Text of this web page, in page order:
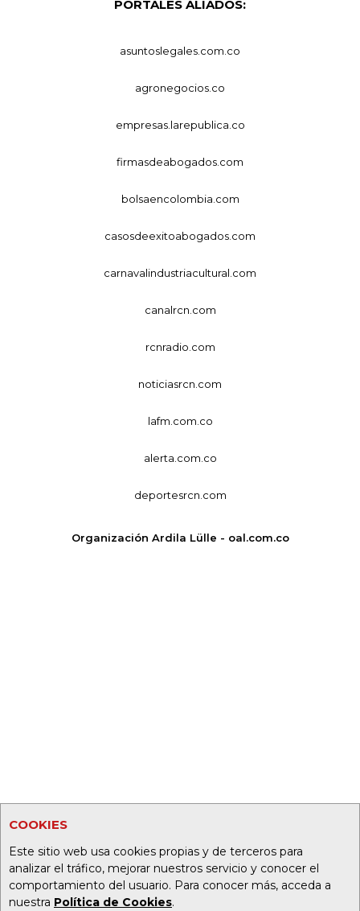
COOKIES
Este sitio web usa cookies propias y de terceros para
analizar el tráfico, mejorar nuestros servicio y conocer el
comportamiento del usuario. Para conocer más, acceda a
nuestra Política de Cookies.
PORTALES ALIADOS:
asuntoslegales.com.co
agronegocios.co
empresas.larepublica.co
firmasdeabogados.com
bolsaencolombia.com
casosdeexitoabogados.com
carnavalindustriacultural.com
canalrcn.com
rcnradio.com
noticiasrcn.com
lafm.com.co
alerta.com.co
deportesrcn.com
Organización Ardila Lülle - oal.com.co